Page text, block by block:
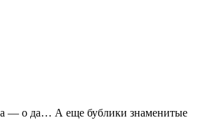
— о да… А еще бублики знаменитые